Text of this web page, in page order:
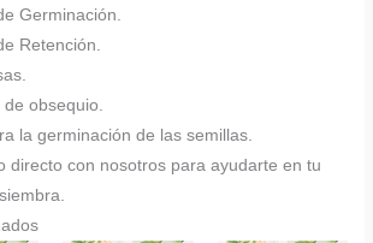
Germinación.
Retención.
de obsequio.
la germinación de las semillas.
directo con nosotros para ayudarte en tu